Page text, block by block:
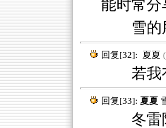
能时常
雪
回复[32]: 夏夏
若我有
回复[33]: 夏夏
冬雷阵